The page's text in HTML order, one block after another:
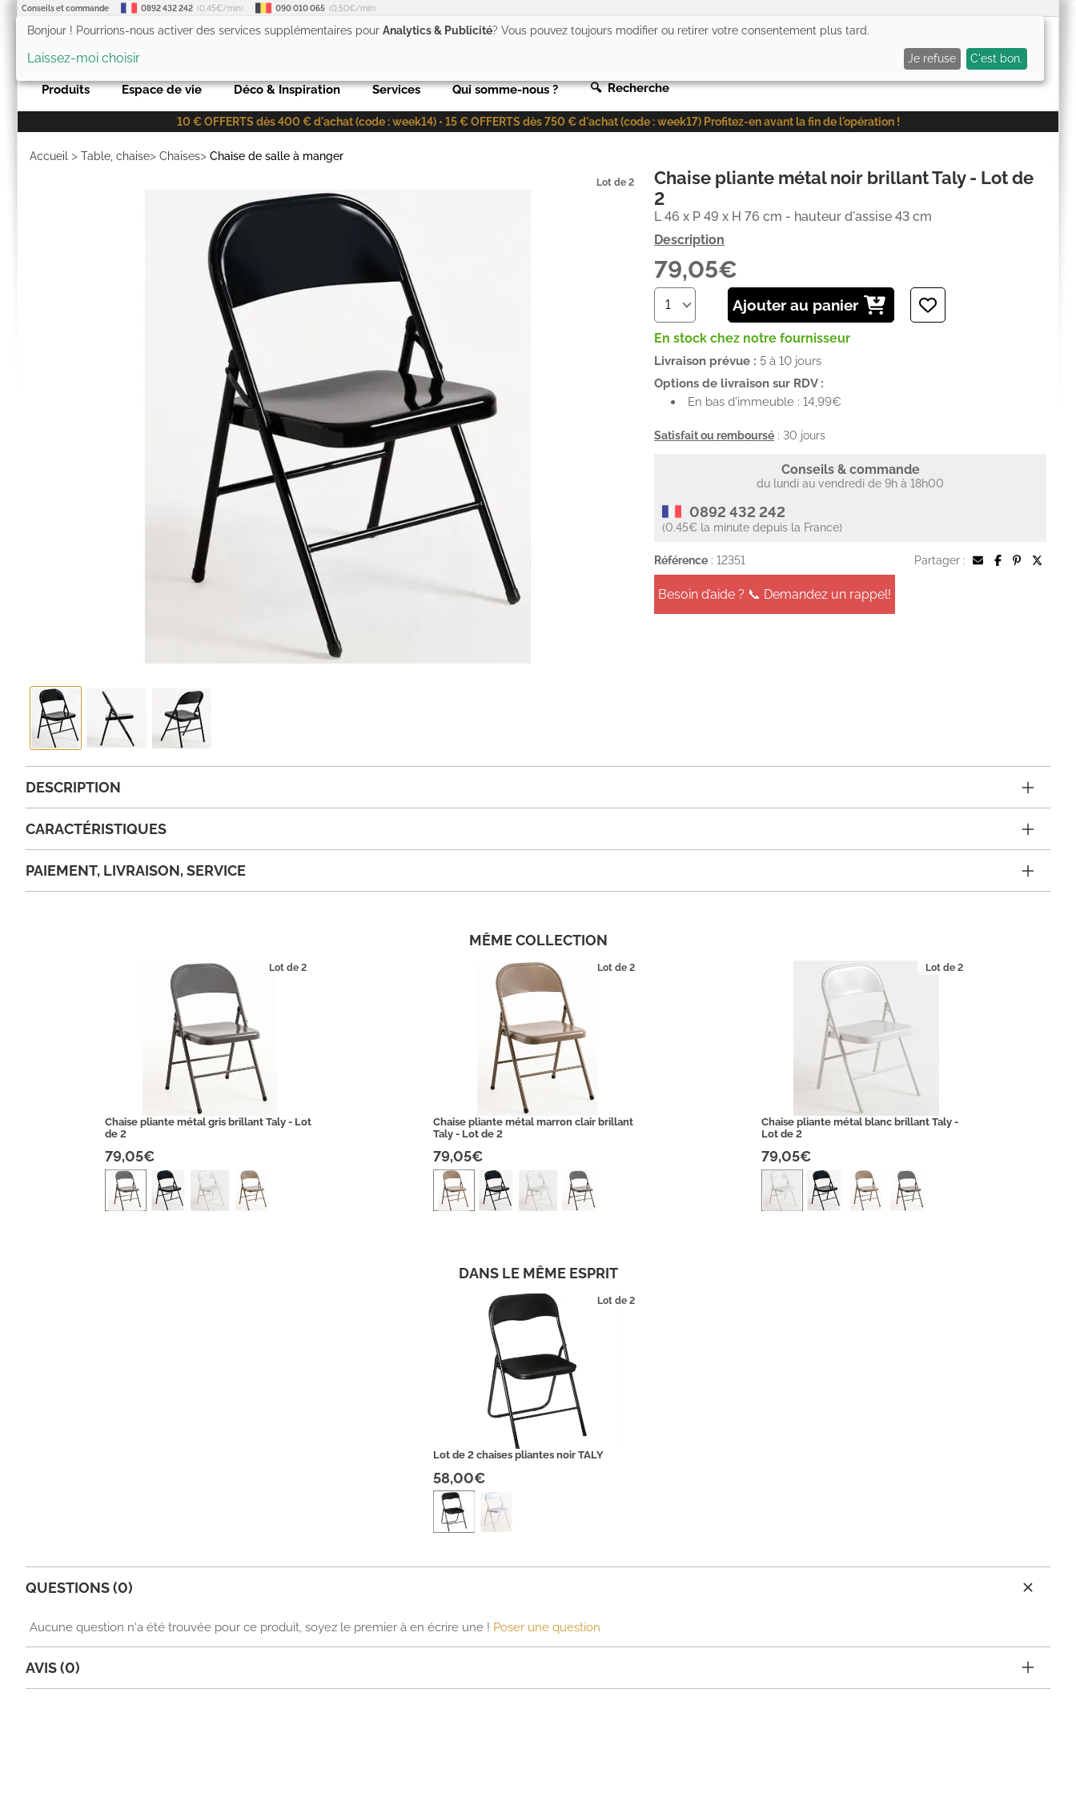
Conseils et commande 0892 432 242 (0,45€/min) 090 010 065 (0,50€/min)
0) Mon panier (0
Produits Espace de vie Déco & Inspiration Services Qui somme-nous ? 🔍 Recherche
10 € OFFERTS dès 400 € d'achat (code : week14) • 15 € OFFERTS dès 750 € d'achat (code : week17) Profitez-en avant la fin de l'opération !
Accueil > Table, chaise> Chaises> Chaise de salle à manger
Lot de 2
Chaise pliante métal noir brillant Taly - Lot de
2
L 46 x P 49 x H 76 cm - hauteur d'assise 43 cm
Description
79,05€
Ajouter au panier
En stock chez notre fournisseur
Livraison prévue : 5 à 10 jours
Options de livraison sur RDV :
En bas d'immeuble : 14,99€
Satisfait ou remboursé : 30 jours
Conseils & commande
du lundi au vendredi de 9h à 18h00
0892 432 242
(0.45€ la minute depuis la France)
Référence : 12351 Partager :
Besoin d’aide ? 📞 Demandez un rappel!
DESCRIPTION
CARACTÉRISTIQUES
PAIEMENT, LIVRAISON, SERVICE
MÊME COLLECTION
Lot de 2
Chaise pliante métal gris brillant Taly - Lot
de 2
79,05€
Lot de 2
Chaise pliante métal marron clair brillant
Taly - Lot de 2
79,05€
Lot de 2
Chaise pliante métal blanc brillant Taly -
Lot de 2
79,05€
DANS LE MÊME ESPRIT
Lot de 2
Lot de 2 chaises pliantes noir TALY
58,00€
QUESTIONS (0)
Aucune question n'a été trouvée pour ce produit, soyez le premier à en écrire une ! Poser une question
AVIS (0)
Bonjour ! Pourrions-nous activer des services supplémentaires pour Analytics & Publicité? Vous pouvez toujours modifier ou retirer votre consentement plus tard.
Laissez-moi choisir Je refuse C'est bon.